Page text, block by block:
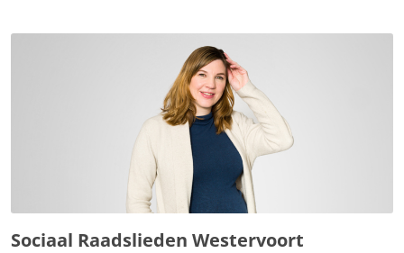
Financieel Trefpunt. Verder werken wij op afspraak.
Sociaal Raadslieden Westervoort